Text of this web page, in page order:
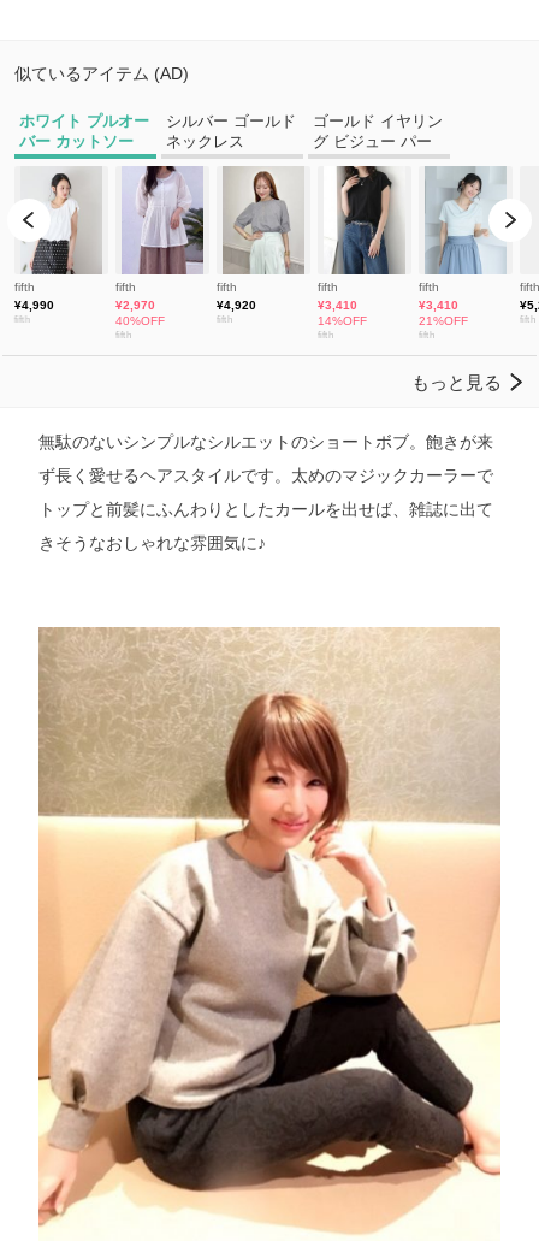
無駄のないシンプルなシルエットのショートボブ。飽きが来
ず長く愛せるヘアスタイルです。太めのマジックカーラーで
トップと前髪にふんわりとしたカールを出せば、雑誌に出て
きそうなおしゃれな雰囲気に♪